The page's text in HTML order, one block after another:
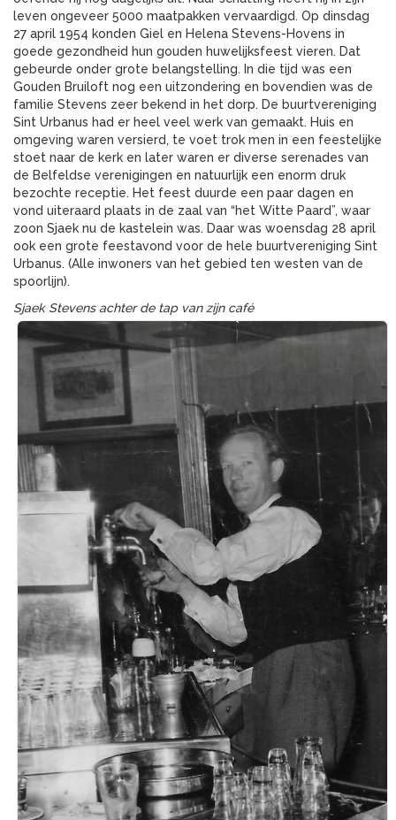
leven ongeveer 5000 maatpakken vervaardigd. Op dinsdag
27 april 1954 konden Giel en Helena Stevens-Hovens in
goede gezondheid hun gouden huwelijksfeest vieren. Dat
gebeurde onder grote belangstelling. In die tijd was een
Gouden Bruiloft nog een uitzondering en bovendien was de
familie Stevens zeer bekend in het dorp. De buurtvereniging
Sint Urbanus had er heel veel werk van gemaakt. Huis en
omgeving waren versierd, te voet trok men in een feestelijke
stoet naar de kerk en later waren er diverse serenades van
de Belfeldse verenigingen en natuurlijk een enorm druk
bezochte receptie. Het feest duurde een paar dagen en
vond uiteraard plaats in de zaal van “het Witte Paard”, waar
zoon Sjaek nu de kastelein was. Daar was woensdag 28 april
ook een grote feestavond voor de hele buurtvereniging Sint
Urbanus. (Alle inwoners van het gebied ten westen van de
spoorlijn).
Sjaek Stevens achter de tap van zijn café